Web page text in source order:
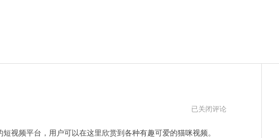
快
视
已关闭评论
频平台，用户可以在这里欣赏到各种有趣可爱的猫咪视频。